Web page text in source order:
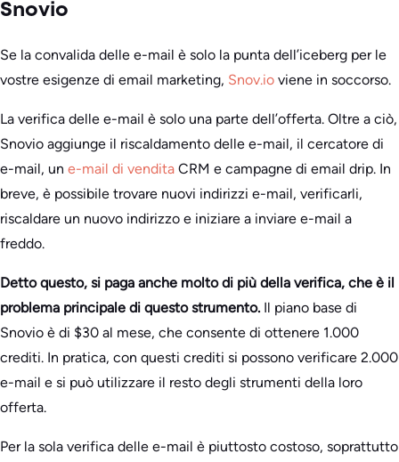
Snovio
Se la convalida delle e-mail è solo la punta dell’iceberg per le
vostre esigenze di email marketing, Snov.io viene in soccorso.
La verifica delle e-mail è solo una parte dell’offerta. Oltre a ciò,
Snovio aggiunge il riscaldamento delle e-mail, il cercatore di
e-mail, un e-mail di vendita CRM e campagne di email drip. In
breve, è possibile trovare nuovi indirizzi e-mail, verificarli,
riscaldare un nuovo indirizzo e iniziare a inviare e-mail a
freddo.
Detto questo, si paga anche molto di più della verifica, che è il
problema principale di questo strumento. Il piano base di
Snovio è di $30 al mese, che consente di ottenere 1.000
crediti. In pratica, con questi crediti si possono verificare 2.000
e-mail e si può utilizzare il resto degli strumenti della loro
offerta.
Per la sola verifica delle e-mail è piuttosto costoso, soprattutto